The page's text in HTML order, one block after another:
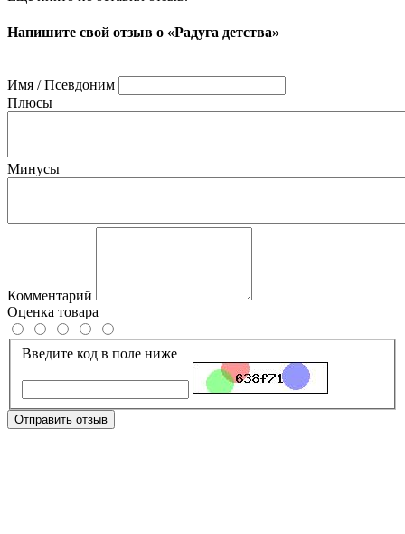
Напишите свой отзыв о «Радуга детства»
Имя / Псевдоним
Плюсы
Минусы
Комментарий
Оценка товара
Введите код в поле ниже
Отправить отзыв